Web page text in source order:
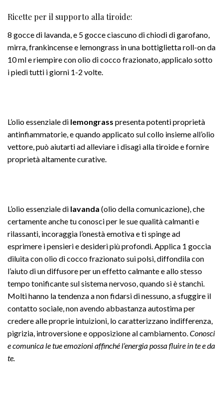
Ricette per il supporto alla tiroide:
8 gocce di lavanda, e 5 gocce ciascuno di chiodi di garofano,
mirra, frankincense e lemongrass in una bottiglietta roll-on da
10 ml e riempire con olio di cocco frazionato, applicalo sotto
i piedi tutti i giorni 1-2 volte.
L’olio essenziale di lemongrass presenta potenti proprietà
antinfiammatorie, e quando applicato sul collo insieme all’olio
vettore, può aiutarti ad alleviare i disagi alla tiroide e fornire
proprietà altamente curative.
L’olio essenziale di lavanda (olio della comunicazione), che
certamente anche tu conosci per le sue qualità calmanti e
rilassanti, incoraggia l’onestà emotiva e ti spinge ad
esprimere i pensieri e desideri più profondi. Applica 1 goccia
diluita con olio di cocco frazionato sui polsi, diffondila con
l’aiuto di un diffusore per un effetto calmante e allo stesso
tempo tonificante sul sistema nervoso, quando si è stanchi.
Molti hanno la tendenza a non fidarsi di nessuno, a sfuggire il
contatto sociale, non avendo abbastanza autostima per
credere alle proprie intuizioni, lo caratterizzano indifferenza,
pigrizia, introversione e opposizione al cambiamento.Conosci
e comunica le tue emozioni affinché l’energia possa fluire in te e da
te.